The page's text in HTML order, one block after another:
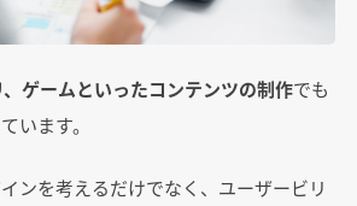
ゲームといったコンテンツの制作でも
います。
ンを考えるだけでなく、ユーザービリ